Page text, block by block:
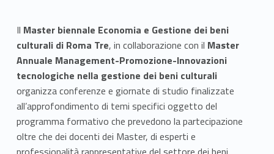
C
o
n
f
e
Il Master biennale Economia e Gestione dei beni
culturali di Roma Tre, in collaborazione con il Master
Annuale Management-Promozione-Innovazioni
tecnologiche nella gestione dei beni culturali
organizza conferenze e giornate di studio finalizzate
all’approfondimento di temi specifici oggetto del
programma formativo che prevedono la partecipazione
oltre che dei docenti dei Master, di esperti e